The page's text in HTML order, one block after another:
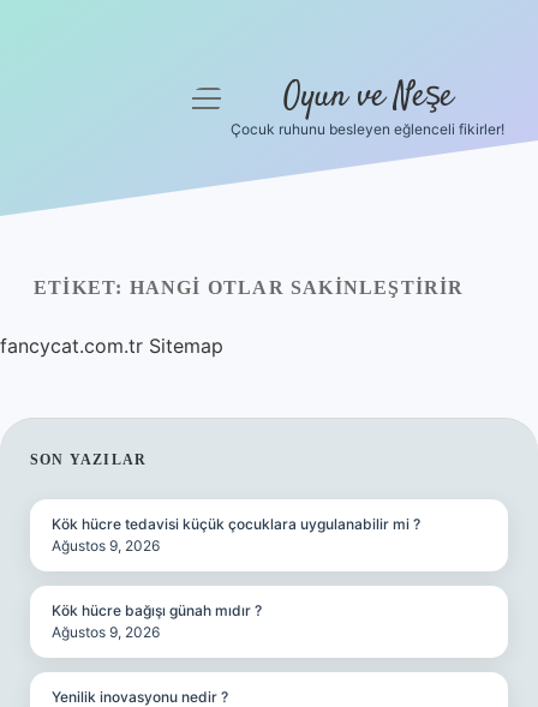
Yasal Uyarı
Hakkımızda
menüyü
Oyun ve Neşe
Çocuk ruhunu besleyen eğlenceli fikirler!
ETIKET: HANGI OTLAR SAKINLEŞTIRIR
fancycat.com.tr Sitemap
SIDEBAR
SON YAZILAR
Kök hücre tedavisi küçük çocuklara uygulanabilir mi ?
Ağustos 9, 2026
Kök hücre bağışı günah mıdır ?
Ağustos 9, 2026
Yenilik inovasyonu nedir ?